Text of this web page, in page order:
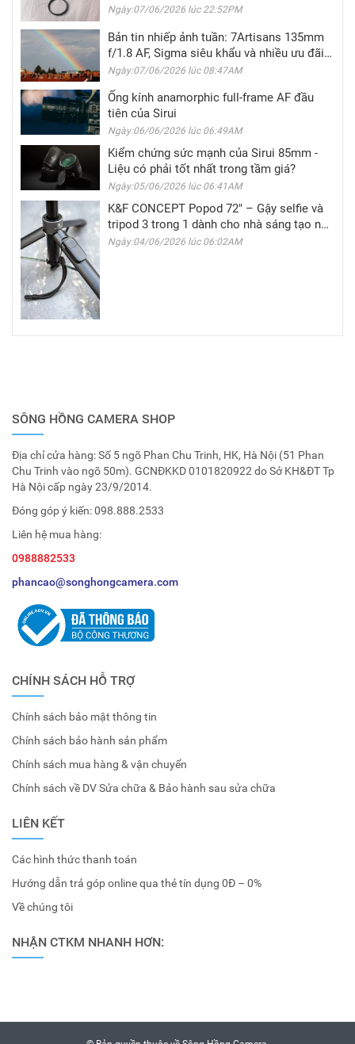
Ngày:07/06/2026 lúc 22:52PM
Bản tin nhiếp ảnh tuần: 7Artisans 135mm
f/1.8 AF, Sigma siêu khẩu và nhiều ưu đãi
hấp dẫn
Ngày:07/06/2026 lúc 08:47AM
Ống kính anamorphic full-frame AF đầu
tiên của Sirui
Ngày:06/06/2026 lúc 06:49AM
Kiểm chứng sức mạnh của Sirui 85mm -
Liệu có phải tốt nhất trong tầm giá?
Ngày:05/06/2026 lúc 06:41AM
K&F CONCEPT Popod 72" – Gậy selfie và
tripod 3 trong 1 dành cho nhà sáng tạo nội
dung di động
Ngày:04/06/2026 lúc 06:02AM
SÔNG HỒNG CAMERA SHOP
Địa chỉ cửa hàng: Số 5 ngõ Phan Chu Trinh, HK, Hà Nội (51 Phan
Chu Trinh vào ngõ 50m). GCNĐKKD 0101820922 do Sở KH&ĐT Tp
Hà Nội cấp ngày 23/9/2014.
Đóng góp ý kiến:098.888.2533
Liên hệ mua hàng:
0988882533
phancao@songhongcamera.com
CHÍNH SÁCH HỖ TRỢ
Chính sách bảo mật thông tin
Chính sách bảo hành sản phẩm
Chính sách mua hàng & vận chuyển
Chính sách về DV Sửa chữa & Bảo hành sau sửa chữa
LIÊN KẾT
Các hình thức thanh toán
Hướng dẫn trả góp online qua thẻ tín dụng 0Đ – 0%
Về chúng tôi
NHẬN CTKM NHANH HƠN: